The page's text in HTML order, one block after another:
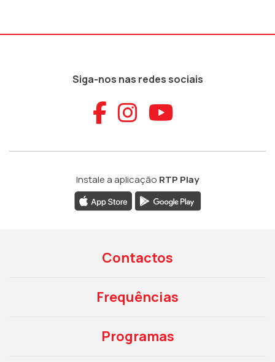
Siga-nos nas redes sociais
Aceder ao
Aceder ao
Aceder
Instale a aplicação RTP Play
Contactos
Frequências
Programas